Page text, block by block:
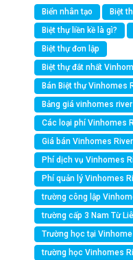
Biển nhân tạo
Biệt
Biệt thự liền kề là gì?
Biệt thự đơn lập
Biệt thự đắt nhất
Bán Biệt thự Vinhomes
Bảng giá vinhomes
Các loại phí Vinhomes
Giá bán Vinhomes
Phí dịch vụ Vinhomes
Phí quản lý Vinhomes
trường công lập
trường cấp 3 Nam Từ
Trường học tại
trường học Vinhomes